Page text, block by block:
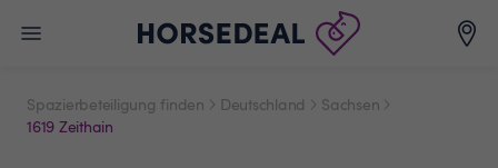
Spazierbeteiligung finden Deutschland
Sachsen
1619 Zeithain